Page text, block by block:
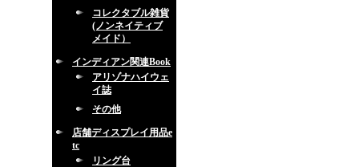
コレクタブル雑貨
(ノンネイティブ
メイド）
インディアン関連Book
アリゾナハイウェ
イ誌
その他
店舗ディスプレイ用品e
tc
リング台